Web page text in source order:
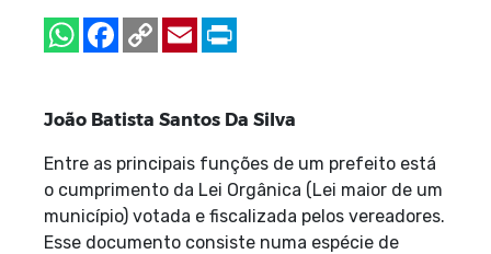
João Batista Santos Da Silva
Entre as principais funções de um prefeito está
o cumprimento da Lei Orgânica (Lei maior de um
município) votada e fiscalizada pelos vereadores.
Esse documento consiste numa espécie de